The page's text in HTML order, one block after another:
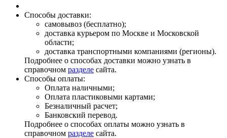
Способы доставки:
самовывоз (бесплатно);
доставка курьером по Москве и Московской
области;
доставка транспортными компаниями (регионы).
Подробнее о способах доставки можно узнать в
справочном разделе сайта.
Способы оплаты:
Оплата наличными;
Оплата пластиковыми картами;
Безналичный расчет;
Банковский перевод.
Подробнее о способах оплаты можно узнать в
справочном разделе сайта.